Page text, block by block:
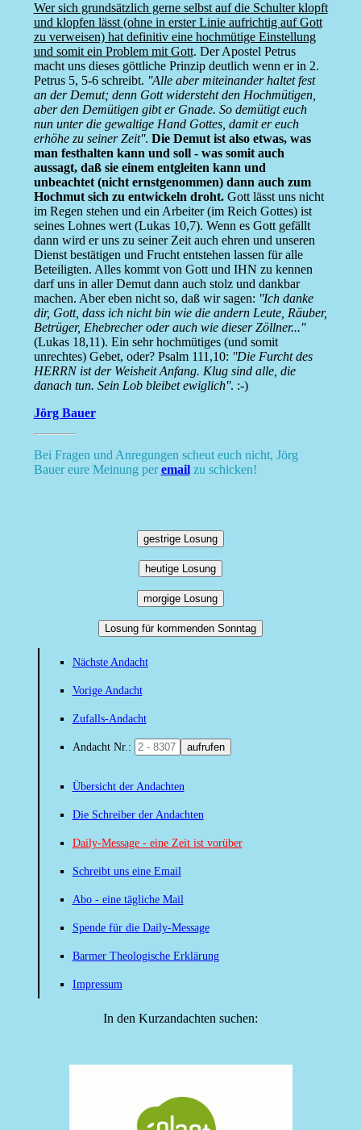
Wer sich grundsätzlich gerne selbst auf die Schulter klopft
und klopfen lässt (ohne in erster Linie aufrichtig auf Gott
zu verweisen) hat definitiv eine hochmütige Einstellung
und somit ein Problem mit Gott. Der Apostel Petrus
macht uns dieses göttliche Prinzip deutlich wenn er in 2.
Petrus 5, 5-6 schreibt. ''Alle aber miteinander haltet fest
an der Demut; denn Gott widersteht den Hochmütigen,
aber den Demütigen gibt er Gnade. So demütigt euch
nun unter die gewaltige Hand Gottes, damit er euch
erhöhe zu seiner Zeit''. Die Demut ist also etwas, was
man festhalten kann und soll - was somit auch
aussagt, daß sie einem entgleiten kann und
unbeachtet (nicht ernstgenommen) dann auch zum
Hochmut sich zu entwickeln droht.Gott lässt uns nicht
im Regen stehen und ein Arbeiter (im Reich Gottes) ist
seines Lohnes wert (Lukas 10,7). Wenn es Gott gefällt
dann wird er uns zu seiner Zeit auch ehren und unseren
Dienst bestätigen und Frucht entstehen lassen für alle
Beteiligten. Alles kommt von Gott und IHN zu kennen
darf uns in aller Demut dann auch stolz und dankbar
machen. Aber eben nicht so, daß wir sagen: ''Ich danke
dir, Gott, dass ich nicht bin wie die andern Leute, Räuber,
Betrüger, Ehebrecher oder auch wie dieser Zöllner...''
(Lukas 18,11). Ein sehr hochmütiges (und somit
unrechtes) Gebet, oder? Psalm 111,10: ''Die Furcht des
HERRN ist der Weisheit Anfang. Klug sind alle, die
danach tun. Sein Lob bleibet ewiglich''. :-)
Jörg Bauer
Bei Fragen und Anregungen scheut euch nicht, Jörg
Bauer eure Meinung peremailzu schicken!
gestrige Losung
heutige Losung
morgige Losung
Losung für kommenden Sonntag
Nächste Andacht
Vorige Andacht
Zufalls-Andacht
Andacht Nr.: aufrufen
Übersicht der Andachten
Die Schreiber der Andachten
Daily-Message - eine Zeit ist vorüber
Schreibt uns eine Email
Abo - eine tägliche Mail
Spende für die Daily-Message
Barmer Theologische Erklärung
Impressum
In den Kurzandachten suchen: